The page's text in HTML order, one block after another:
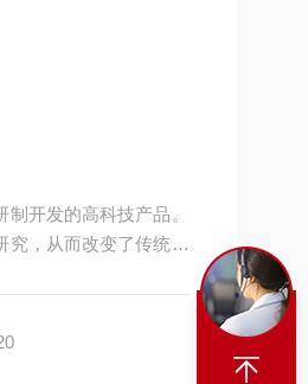
开发的高科技产品。
究，从而改变了传统推